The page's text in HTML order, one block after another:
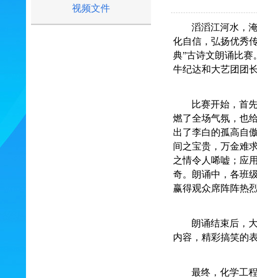
视频文件
滔滔江河水，
化自信，弘扬优秀
典”古诗文朗诵比
牛纪达和大艺团团
比赛开始，首
燃了全场气氛，也
出了李白的孤高自
间之宝贵，万金难
之情令人唏嘘；应
奇。朗诵中，各班
赢得观众席阵阵热
朗诵结束后，
内容，精彩搞笑的
最终，化学工